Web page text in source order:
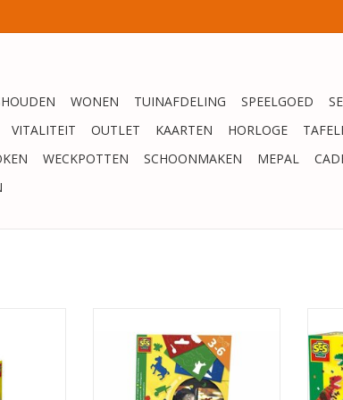
WONEN TUINAFDELING SPEELGOED
VITALITEIT OUTLET KAARTEN HORLOGE
WECKPOTTEN SCHOONMAKEN MEPAL
TOEVOEGEN AAN WINKELWAGEN